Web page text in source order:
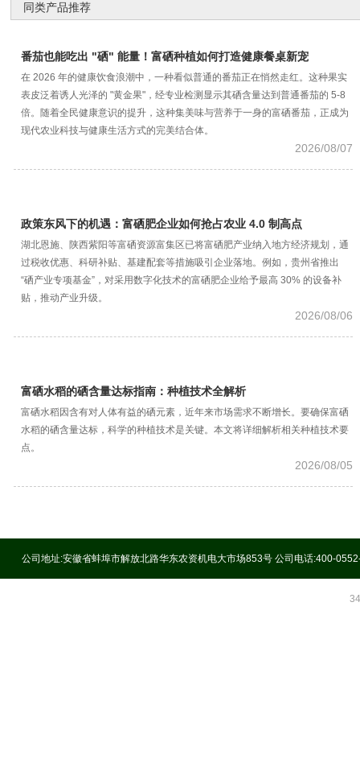
同类产品推荐
番茄也能吃出 "硒" 能量！富硒种植如何打造健康餐桌新宠
在 2026 年的健康饮食浪潮中，一种看似普通的番茄正在悄然走红。这种果实
表皮泛着诱人光泽的 "黄金果"，经专业检测显示其硒含量达到普通番茄的 5-8
倍。随着全民健康意识的提升，这种集美味与营养于一身的富硒番茄，正成为
现代农业科技与健康生活方式的完美结合体。
2026/08/07
政策东风下的机遇：富硒肥企业如何抢占农业 4.0 制高点
湖北恩施、陕西紫阳等富硒资源富集区已将富硒肥产业纳入地方经济规划，通
过税收优惠、科研补贴、基建配套等措施吸引企业落地。例如，贵州省推出
“硒产业专项基金”，对采用数字化技术的富硒肥企业给予最高 30% 的设备补
贴，推动产业升级。
2026/08/06
富硒水稻的硒含量达标指南：种植技术全解析
富硒水稻因含有对人体有益的硒元素，近年来市场需求不断增长。要确保富硒
水稻的硒含量达标，科学的种植技术是关键。本文将详细解析相关种植技术要
点。
2026/08/05
公司地址:安徽省蚌埠市解放北路华东农资机电大市场853号 公司电话:400-